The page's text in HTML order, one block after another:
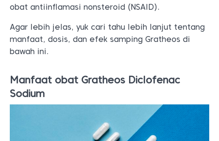
obat antiinflamasi nonsteroid (NSAID).
Agar lebih jelas, yuk cari tahu lebih lanjut tentang
manfaat, dosis, dan efek samping Gratheos di
bawah ini.
Manfaat obat Gratheos Diclofenac
Sodium